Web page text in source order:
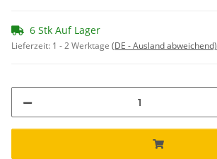
6 Stk Auf Lager
Lieferzeit: 1 - 2 Werktage (DE - Ausland abweichend)